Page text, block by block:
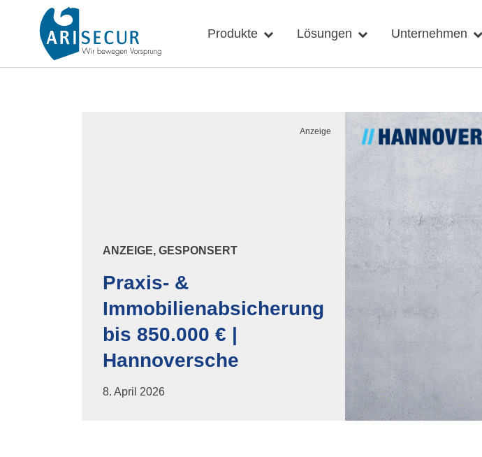
Produkte Lösungen Unternehmen
ANZEIGE, GESPONSERT
Praxis- &
Immobilienabsicherung
bis 850.000 € |
Hannoversche
8. April 2026